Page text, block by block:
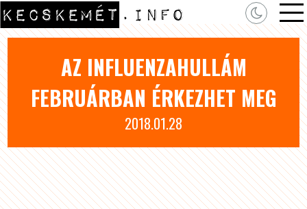
AZ INFLUENZAHULLÁM
FEBRUÁRBAN ÉRKEZHET MEG
2018.01.28